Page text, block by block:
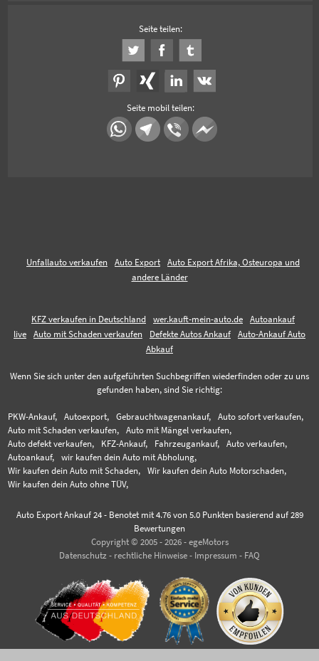
Seite teilen:
Seite mobil teilen:
Unfallauto verkaufen Auto Export
Auto Export Afrika, Osteuropa und
andere Länder
KFZ verkaufen in Deutschland wer.kauft-mein-auto.de
Autoankauf
live
Auto mit Schaden verkaufen Defekte Autos Ankauf
Auto-Ankauf Auto
Abkauf
Wenn Sie sich unter den aufgeführten Suchbegriffen wiederfinden oder zu uns
gefunden haben, sind Sie richtig:
PKW-Ankauf, Autoexport, Gebrauchtwagenankauf,
Auto sofort verkaufen,
Auto mit Schaden verkaufen,
Auto mit Mängel verkaufen,
Auto defekt verkaufen,
KFZ-Ankauf, Fahrzeugankauf,
Auto verkaufen,
Autoankauf,
wir kaufen dein Auto mit Abholung,
Wir kaufen dein Auto mit Schaden,
Wir kaufen dein Auto Motorschaden,
Wir kaufen dein Auto ohne TÜV,
Auto Export Ankauf 24- Benotet mit 4.76von 5.0 Punkten basierend auf 289
Bewertungen
Copyright © 2005 - 2026 - egeMotors
Datenschutz - rechtliche Hinweise - Impressum - FAQ